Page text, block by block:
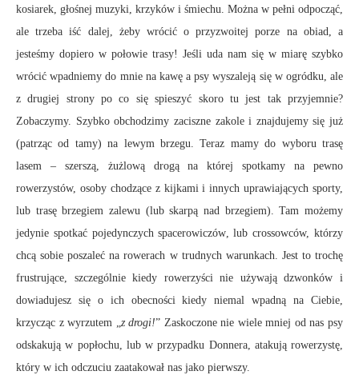
kosiarek, głośnej muzyki, krzyków i śmiechu. Można w pełni odpocząć,
ale trzeba iść dalej, żeby wrócić o przyzwoitej porze na obiad, a
jesteśmy dopiero w połowie trasy! Jeśli uda nam się w miarę szybko
wrócić wpadniemy do mnie na kawę a psy wyszaleją się w ogródku, ale
z drugiej strony po co się spieszyć skoro tu jest tak przyjemnie?
Zobaczymy. Szybko obchodzimy zaciszne zakole i znajdujemy się już
(patrząc od tamy) na lewym brzegu. Teraz mamy do wyboru trasę
lasem – szerszą, żużlową drogą na której spotkamy na pewno
rowerzystów, osoby chodzące z kijkami i innych uprawiających sporty,
lub trasę brzegiem zalewu (lub skarpą nad brzegiem). Tam możemy
jedynie spotkać pojedynczych spacerowiczów, lub crossowców, którzy
chcą sobie poszaleć na rowerach w trudnych warunkach. Jest to trochę
frustrujące, szczególnie kiedy rowerzyści nie używają dzwonków i
dowiadujesz się o ich obecności kiedy niemal wpadną na Ciebie,
krzycząc z wyrzutem „z drogi!” Zaskoczone nie wiele mniej od nas psy
odskakują w popłochu, lub w przypadku Donnera, atakują rowerzystę,
który w ich odczuciu zaatakował nas jako pierwszy.